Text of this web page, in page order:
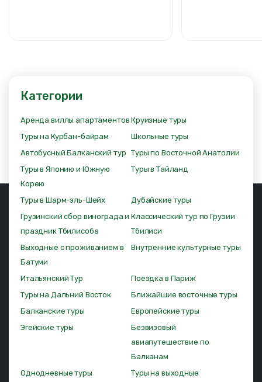
Категории
Аренда виллы апартаментов Круизные туры
Туры на Курбан-байрам
Школьные туры
Автобусный Балканский тур Туры по Восточной Анатолии
Туры в Японию и Южную
Корею
Туры в Тайланд
Туры в Шарм-эль-Шейх
Дубайские туры
Грузинский сбор винограда и
праздник Тбилисоба
Классический тур по Грузии
Тбилиси
Выходные с проживанием в
Батуми
Внутренние культурные туры
Итальянский Тур
Поездка в Париж
Туры на Дальний Восток
Ближайшие восточные туры
Балканские туры
Европейские туры
Эгейские туры
Безвизовый
авиапутешествие по
Балканам
Однодневные туры
Туры на выходные